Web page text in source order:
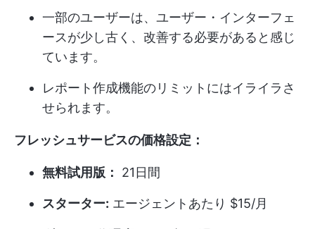
一部のユーザーは、ユーザー・インターフェ
ースが少し古く、改善する必要があると感じ
ています。
レポート作成機能のリミットにはイライラさ
せられます。
フレッシュサービスの価格設定：
無料試用版： 21日間
スターター: エージェントあたり $15/月